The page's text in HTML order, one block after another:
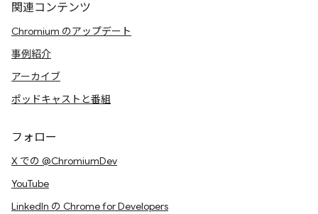
関連コンテンツ
Chromium のアップデート
事例紹介
アーカイブ
ポッドキャストと番組
フォロー
X での @ChromiumDev
YouTube
LinkedIn の Chrome for Developers